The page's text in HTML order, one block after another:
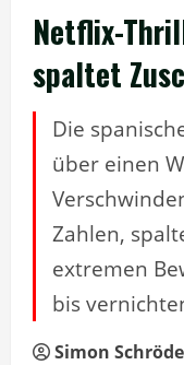
Netflix-
spaltet
Die
über einen
Zahlen,
extremen
bis
Simon